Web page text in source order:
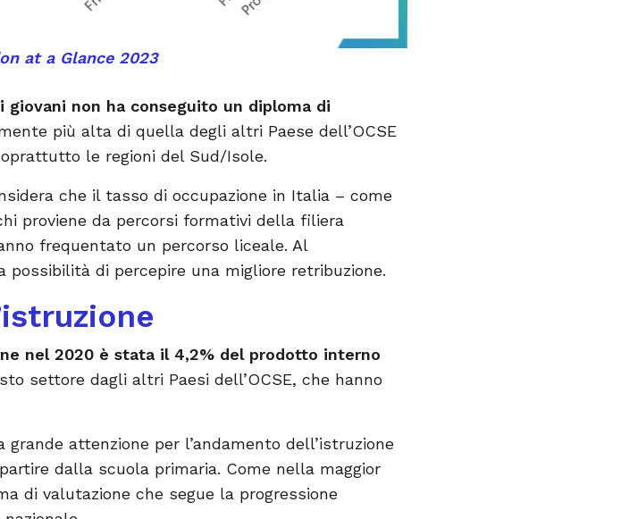
at a Glance 2023
giovani non ha conseguito un diploma di
più alta di quella degli altri Paese dell’OCSE
le regioni del Sud/Isole.
che il tasso di occupazione in Italia – come
proviene da percorsi formativi della filiera
frequentato un percorso liceale. Al
di percepire una migliore retribuzione.
nel 2020 è stata il 4,2% del prodotto interno
settore dagli altri Paesi dell’OCSE, che hanno
attenzione per l’andamento dell’istruzione
dalla scuola primaria. Come nella maggior
di valutazione che segue la progressione